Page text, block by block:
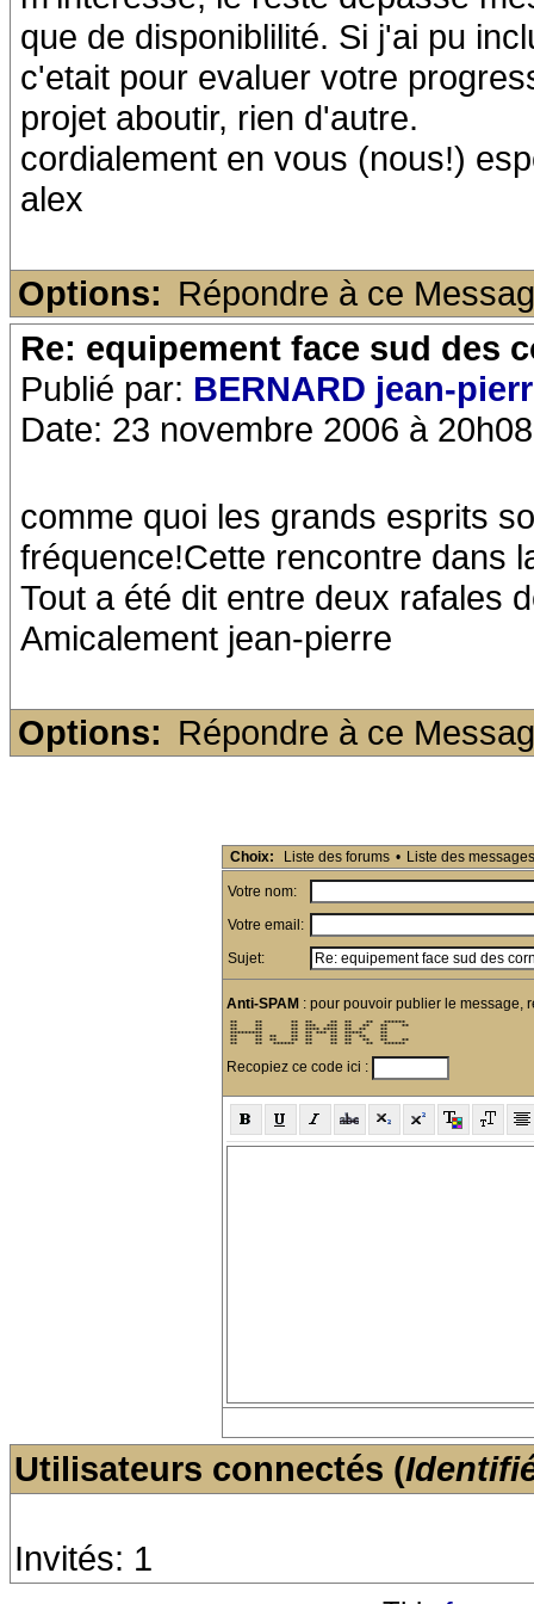
que de disponiblilité. Si j'ai pu
c'etait pour evaluer votre
projet aboutir, rien d'autre.
cordialement en vous (nous!)
alex
Options: Répondre à ce
Re: equipement face sud des
Publié par: BERNARD jean-
Date: 23 novembre 2006 à 20h08
comme quoi les grands esprits
fréquence!Cette rencontre dans
Tout a été dit entre deux rafales
Amicalement jean-pierre
Options: Répondre à ce
Choix: Liste des forums • Liste des messages
Votre nom:
Votre email:
Sujet:
Anti-SPAM : pour pouvoir publier le message,
**     **        **  **     **  **    **   ******
**     **        **  ***   ***  **   **   **    **
**     **        **  **** ****  **  **    **
*********        **  ** *** **  *****     **
**     **  **    **  **     **  **  **    **
**     **  **    **  **     **  **   **   **    **
**     **   ******   **     **  **    **   ******
Recopiez ce code ici :
Utilisateurs connectés (
Invités: 1